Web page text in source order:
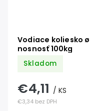
Vodiace koliesko
nosnosť 100kg
Skladom
€3,34 bez DPH
€4,11 / KS